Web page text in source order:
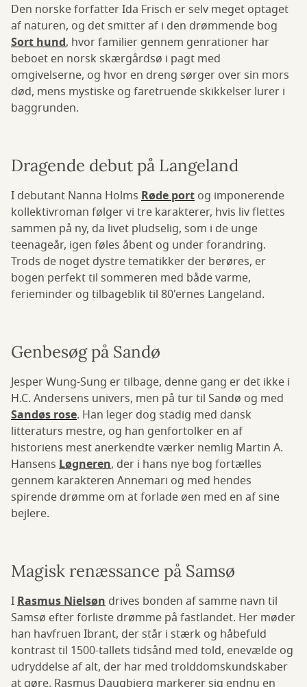
Den norske forfatter Ida Frisch er selv meget optaget
af naturen, og det smitter af i den drømmende bog
Sort hund, hvor familier gennem genrationer har
beboet en norsk skærgårdsø i pagt med
omgivelserne, og hvor en dreng sørger over sin mors
død, mens mystiske og faretruende skikkelser lurer i
baggrunden.
Dragende debut på Langeland
I debutant Nanna Holms Røde port og imponerende
kollektivroman følger vi tre karakterer, hvis liv flettes
sammen på ny, da livet pludselig, som i de unge
teenageår, igen føles åbent og under forandring.
Trods de noget dystre tematikker der berøres, er
bogen perfekt til sommeren med både varme,
ferieminder og tilbageblik til 80'ernes Langeland.
Genbesøg på Sandø
Jesper Wung-Sung er tilbage, denne gang er det ikke i
H.C. Andersens univers, men på tur til Sandø og med
Sandøs rose. Han leger dog stadig med dansk
litteraturs mestre, og han genfortolker en af
historiens mest anerkendte værker nemlig Martin A.
Hansens Løgneren, der i hans nye bog fortælles
gennem karakteren Annemari og med hendes
spirende drømme om at forlade øen med en af sine
bejlere.
Magisk renæssance på Samsø
IRasmus Nielsøn drives bonden af samme navn til
Samsø efter forliste drømme på fastlandet. Her møder
han havfruen Ibrant, der står i stærk og håbefuld
kontrast til 1500-tallets tidsånd med told, enevælde og
udryddelse af alt, der har med trolddomskundskaber
at gøre. Rasmus Daugbjerg markerer sig endnu en